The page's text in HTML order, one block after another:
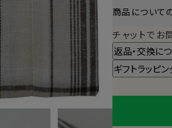
商品について
チャットでお
返品・交換に
ギフトラッピ